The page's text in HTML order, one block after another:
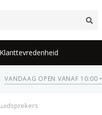
VANDAAG OPEN VANAF 10:00 •